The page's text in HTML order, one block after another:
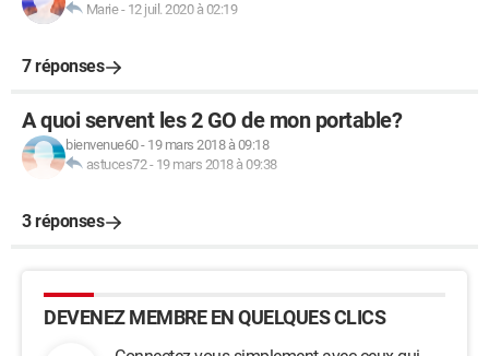
Marie- 12 juil. 2020 à 02:19
7 réponses
A quoi servent les 2 GO de mon portable?
bienvenue60- 19 mars 2018 à 09:18
astuces72- 19 mars 2018 à 09:38
3 réponses
DEVENEZ MEMBRE EN QUELQUES CLICS